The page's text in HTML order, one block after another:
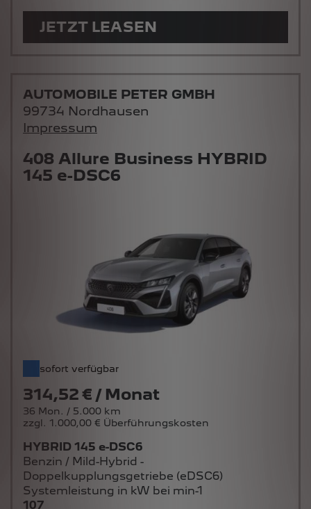
JETZT LEASEN
408 Allure Business HYBRID
145 e-DSC6
sofort verfügbar
314,52 € / Monat
36 Mon. / 5.000 km
zzgl. 1.000,00 € Überführungskosten
AUTOMOBILE PETER GMBH
99734 Nordhausen
Impressum
HYBRID 145 e-DSC6
Benzin / Mild-Hybrid -
Doppelkupplungsgetriebe (eDSC6)
Systemleistung in kW bei min-1
107